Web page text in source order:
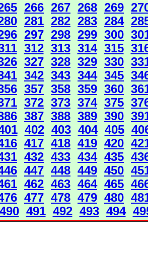
266 267 268 269
281 282 283 284
297 298 299 300
312 313 314 315
327 328 329 330
342 343 344 345
357 358 359 360
372 373 374 375
387 388 389 390
402 403 404 405
417 418 419 420
432 433 434 435
447 448 449 450
462 463 464 465
477 478 479 480
490 491 492 493 494